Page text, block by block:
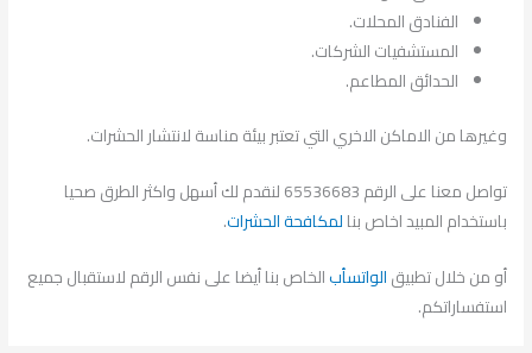
الفنادق المحلات.
المستشفيات الشركات.
الحدائق المطاعم.
وغيرها من الاماكن الاخري التي تعتبر بيئة مناسة لانتشار الحشرات.
تواصل معنا على الرقم 65536683 لنقدم لك أسهل واكثر الطرق صحيا
باستخدام المبيد اخاص بنالمكافحة الحشرات.
أو من خلال تطبيقالواتسأبالخاص بنا أيضا على نفس الرقم لاستقبال جميع
استفساراتكم.